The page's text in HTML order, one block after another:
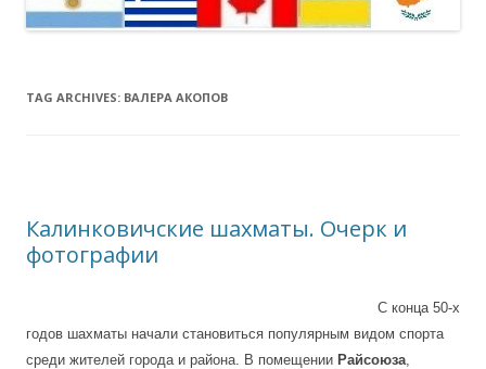
TAG ARCHIVES: ВАЛЕРА АКОПОВ
Калинковичские шахматы. Очерк и
фотографии
С конца 50-х
годов шахматы начали становиться популярным видом спорта
среди жителей города и района. В помещении Райсоюза